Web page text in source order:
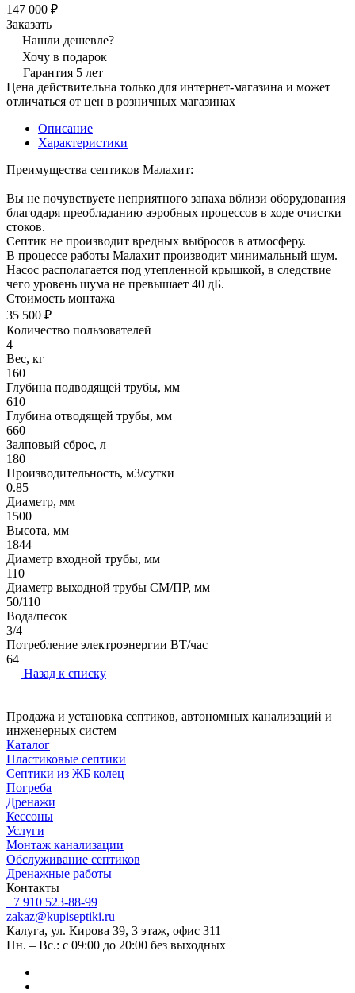
147 000 ₽
Заказать
Нашли дешевле?
Хочу в подарок
Гарантия 5 лет
Цена действительна только для интернет-магазина и может
отличаться от цен в розничных магазинах
Описание
Характеристики
Преимущества септиков Малахит:
Вы не почувствуете неприятного запаха вблизи оборудования
благодаря преобладанию аэробных процессов в ходе очистки
стоков.
Септик не производит вредных выбросов в атмосферу.
В процессе работы Малахит производит минимальный шум.
Насос располагается под утепленной крышкой, в следствие
чего уровень шума не превышает 40 дБ.
Стоимость монтажа
35 500 ₽
Количество пользователей
4
Вес, кг
160
Глубина подводящей трубы, мм
610
Глубина отводящей трубы, мм
660
Залповый сброс, л
180
Производительность, м3/сутки
0.85
Диаметр, мм
1500
Высота, мм
1844
Диаметр входной трубы, мм
110
Диаметр выходной трубы СМ/ПР, мм
50/110
Вода/песок
3/4
Потребление электроэнергии ВТ/час
64
Назад к списку
Продажа и установка септиков, автономных канализаций и
инженерных систем
Каталог
Пластиковые септики
Септики из ЖБ колец
Погреба
Дренажи
Кессоны
Услуги
Монтаж канализации
Обслуживание септиков
Дренажные работы
Контакты
+7 910 523-88-99
zakaz@kupiseptiki.ru
Калуга, ул. Кирова 39, 3 этаж, офис 311
Пн. – Вс.: с 09:00 до 20:00 без выходных